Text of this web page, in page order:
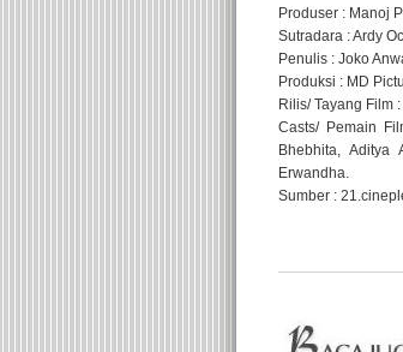
Produser : Manoj
Sutradara : Ardy
Penulis : Joko
Produksi : MD
Rilis/ Tayang Film
Casts/ Pemain
Bhebhita, Aditya
Erwandha.
Sumber :